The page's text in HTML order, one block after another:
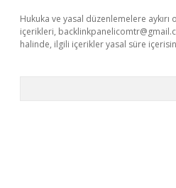
Hukuka ve yasal düzenlemelere
içerikleri,
halinde, ilgili içerikler yasal süre